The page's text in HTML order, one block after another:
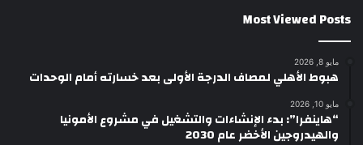
Most Viewed Posts
مايو 8, 2026
هبوط الأهلي لمصاف الدرجة الأولى بعد خسارته أمام الوحدات
مايو 10, 2026
“هاينفرا”: بدء الإنشاءات والتشغيل في مشروع الأمونيا
والهيدروجين الأخضر عام 2030